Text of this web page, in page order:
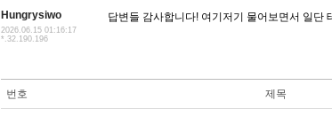
Hungrysiwo
2026.06.15 01:16:17
*.32.190.196
답변들 감사합니다! 여기저기 물어보면서 일단
번호 제목